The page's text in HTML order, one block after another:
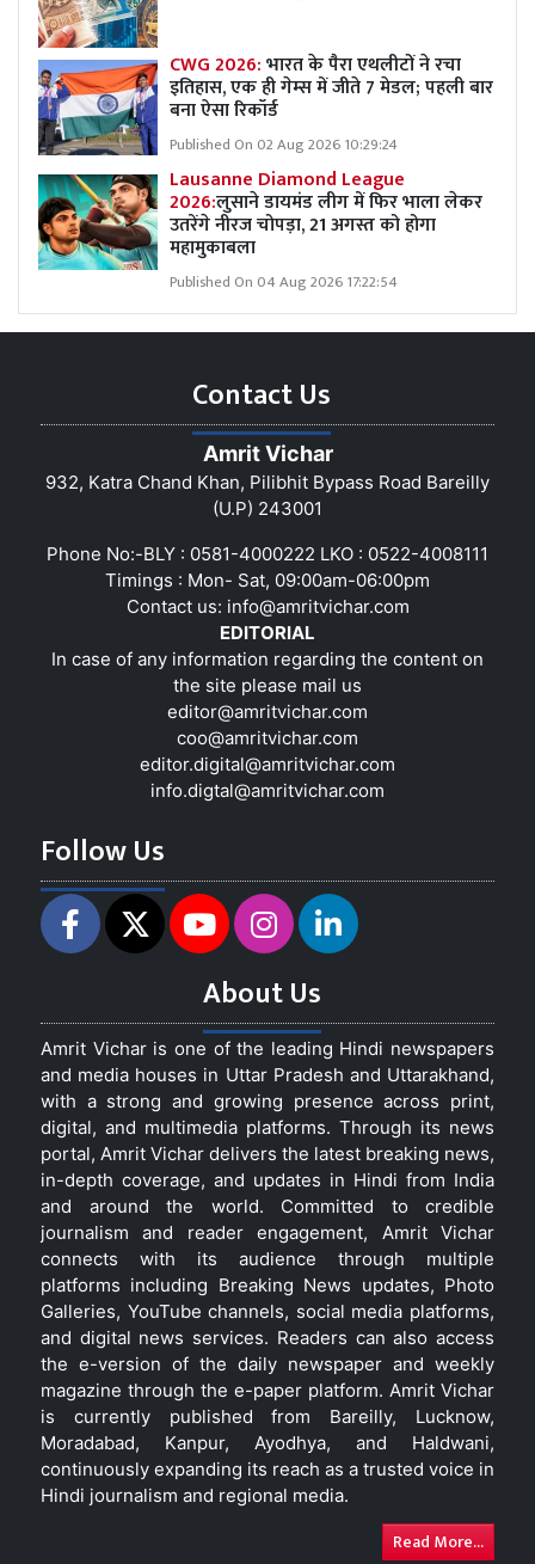
CWG 2026:भारत के पैरा एथलीटों ने रचा
इतिहास, एक ही गेम्स में जीते 7 मेडल; पहली बार
बना ऐसा रिकॉर्ड
Published On 02 Aug 2026 10:29:24
Lausanne Diamond League
2026:लुसाने डायमंड लीग में फिर भाला लेकर
उतरेंगे नीरज चोपड़ा, 21 अगस्त को होगा
महामुकाबला
Published On 04 Aug 2026 17:22:54
Contact Us
Amrit Vichar
932, Katra Chand Khan, Pilibhit Bypass Road Bareilly
(U.P) 243001
Phone No:-BLY : 0581-4000222 LKO : 0522-4008111
Timings : Mon- Sat, 09:00am-06:00pm
Contact us: info@amritvichar.com
EDITORIAL
In case of any information regarding the content on
the site please mail us
editor@amritvichar.com
coo@amritvichar.com
editor.digital@amritvichar.com
info.digtal@amritvichar.com
Follow Us
About Us
Amrit Vichar is one of the leading Hindi newspapers
and media houses in Uttar Pradesh and Uttarakhand,
with a strong and growing presence across print,
digital, and multimedia platforms. Through its news
portal, Amrit Vichar delivers the latest breaking news,
in-depth coverage, and updates in Hindi from India
and around the world. Committed to credible
journalism and reader engagement, Amrit Vichar
connects with its audience through multiple
platforms including Breaking News updates, Photo
Galleries, YouTube channels, social media platforms,
and digital news services. Readers can also access
the e-version of the daily newspaper and weekly
magazine through the e-paper platform. Amrit Vichar
is currently published from Bareilly, Lucknow,
Moradabad, Kanpur, Ayodhya, and Haldwani,
continuously expanding its reach as a trusted voice in
Hindi journalism and regional media.
Read More...